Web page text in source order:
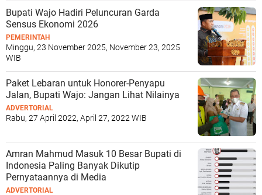
Bupati Wajo Hadiri Peluncuran Garda
Sensus Ekonomi 2026
PEMERINTAH
Minggu, 23 November 2025, November 23, 2025
WIB
Paket Lebaran untuk Honorer-Penyapu
Jalan, Bupati Wajo: Jangan Lihat Nilainya
ADVERTORIAL
Rabu, 27 April 2022, April 27, 2022 WIB
Amran Mahmud Masuk 10 Besar Bupati di
Indonesia Paling Banyak Dikutip
Pernyataannya di Media
ADVERTORIAL